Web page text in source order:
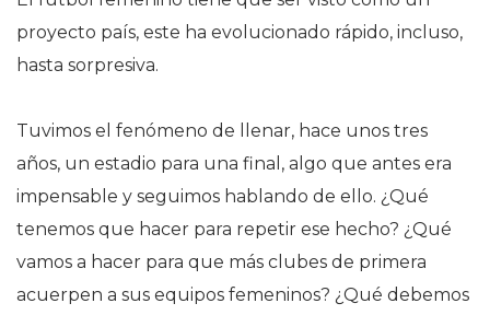
proyecto país, este ha evolucionado rápido, incluso,
hasta sorpresiva.
Tuvimos el fenómeno de llenar, hace unos tres
años, un estadio para una final, algo que antes era
impensable y seguimos hablando de ello. ¿Qué
tenemos que hacer para repetir ese hecho? ¿Qué
vamos a hacer para que más clubes de primera
acuerpen a sus equipos femeninos? ¿Qué debemos